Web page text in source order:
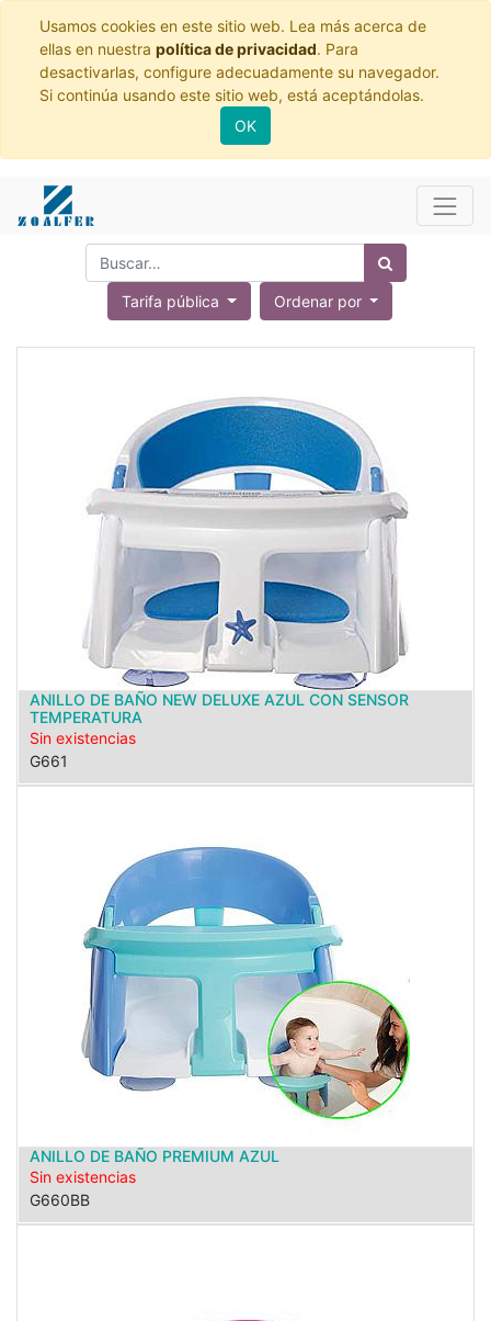
Usamos cookies en este sitio web. Lea más acerca de
ellas en nuestra política de privacidad. Para
desactivarlas, configure adecuadamente su navegador.
Si continúa usando este sitio web, está aceptándolas.
OK
Tarifa pública Ordenar por
ANILLO DE BAÑO NEW DELUXE AZUL CON SENSOR
TEMPERATURA
Sin existencias
G661
ANILLO DE BAÑO PREMIUM AZUL
Sin existencias
G660BB